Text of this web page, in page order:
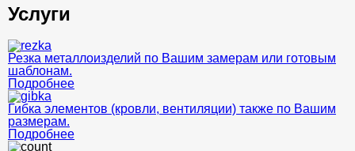
Услуги
Резка металлоизделий по Вашим замерам или готовым
шаблонам.
Подробнее
Гибка элементов (кровли, вентиляции) также по Вашим
размерам.
Подробнее